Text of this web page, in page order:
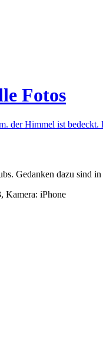
Fotos
Gedanken dazu sind in
Kamera: iPhone